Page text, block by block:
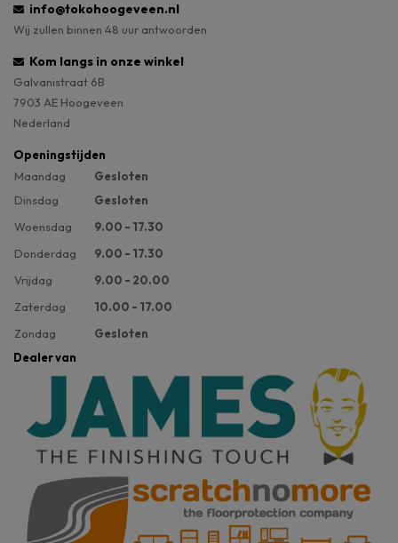
info@tokohoogeveen.nl
Wij zullen binnen 48 uur antwoorden
Kom langs in onze winkel
Galvanistraat 6B
7903 AE Hoogeveen
Nederland
Openingstijden
Maandag
Gesloten
Dinsdag
Gesloten
Woensdag
9.00 - 17.30
Donderdag
9.00 - 17.30
Vrijdag
9.00 - 20.00
Zaterdag
10.00 - 17.00
Zondag
Gesloten
Dealer van